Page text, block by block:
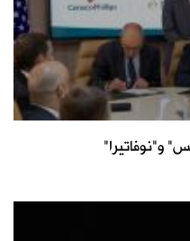
و"نوفاتيرا"